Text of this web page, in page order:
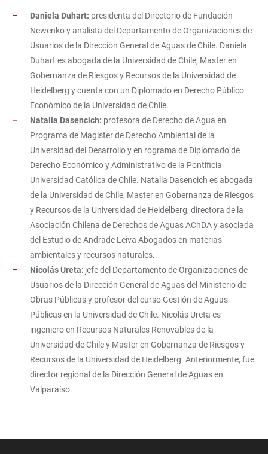
Daniela Duhart: presidenta del Directorio de Fundación
Newenko y analista del Departamento de Organizaciones de
Usuarios de la Dirección General de Aguas de Chile. Daniela
Duhart es abogada de la Universidad de Chile, Master en
Gobernanza de Riesgos y Recursos de la Universidad de
Heidelberg y cuenta con un Diplomado en Derecho Público
Económico de la Universidad de Chile.
Natalia Dasencich: profesora de Derecho de Agua en
Programa de Magister de Derecho Ambiental de la
Universidad del Desarrollo y en rograma de Diplomado de
Derecho Económico y Administrativo de la Pontificia
Universidad Católica de Chile. Natalia Dasencich es abogada
de la Universidad de Chile, Master en Gobernanza de Riesgos
y Recursos de la Universidad de Heidelberg, directora de la
Asociación Chilena de Derechos de Aguas AChDA y asociada
del Estudio de Andrade Leiva Abogados en materias
ambientales y recursos naturales.
Nicolás Ureta: jefe del Departamento de Organizaciones de
Usuarios de la Dirección General de Aguas del Ministerio de
Obras Públicas y profesor del curso Gestión de Aguas
Públicas en la Universidad de Chile. Nicolás Ureta es
ingeniero en Recursos Naturales Renovables de la
Universidad de Chile y Master en Gobernanza de Riesgos y
Recursos de la Universidad de Heidelberg. Anteriormente, fue
director regional de la Dirección General de Aguas en
Valparaíso.